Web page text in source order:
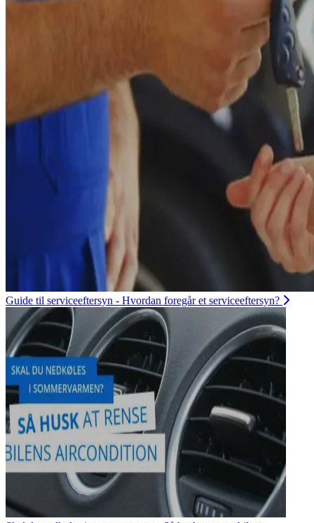
Guide til serviceeftersyn - Hvordan foregår et serviceeftersyn?